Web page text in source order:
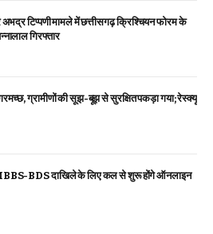
अभद्र टिप्पणी मामले में छत्तीसगढ़ क्रिश्चियन फोरम के
गिरफ्तार
ग्रामीणों की सूझ-बूझ से सुरक्षित पकड़ा गया; रेस्क्यू
BDS दाखिले के लिए कल से शुरू होंगे ऑनलाइन